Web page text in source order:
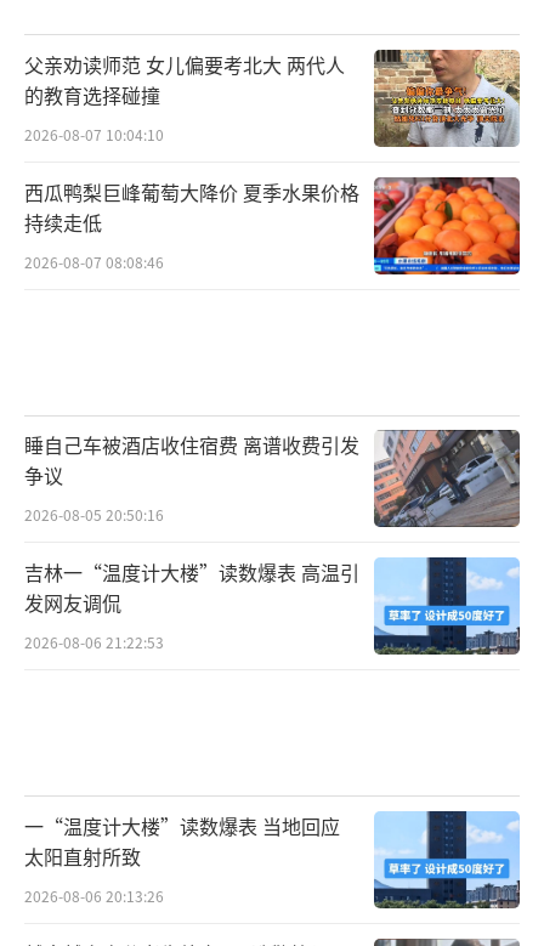
父亲劝读师范 女儿偏要考北大 两代人
的教育选择碰撞
2026-08-07 10:04:10
西瓜鸭梨巨峰葡萄大降价 夏季水果价格
持续走低
2026-08-07 08:08:46
睡自己车被酒店收住宿费 离谱收费引发
争议
2026-08-05 20:50:16
吉林一“温度计大楼”读数爆表 高温引
发网友调侃
2026-08-06 21:22:53
一“温度计大楼”读数爆表 当地回应
太阳直射所致
2026-08-06 20:13:26